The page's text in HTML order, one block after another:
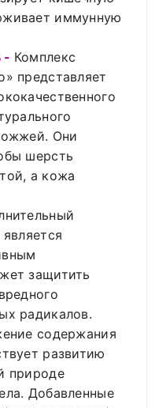
иммунную
- Комплекс
представляет
Они
шерсть
а кожа
защитить
радикалов.
содержания
развитию
природе
Добавленные